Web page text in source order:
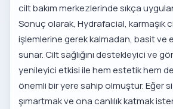
cilt bakım merkezlerinde sıkça
Sonuç olarak, Hydrafacial, karmaşık
işlemlerine gerek kalmadan, basit ve
sunar. Cilt sağlığını destekleyici ve
yenileyici etkisi ile hem estetik hem de
önemli bir yere sahip olmuştur. Eğer
şımartmak ve ona canlılık katmak